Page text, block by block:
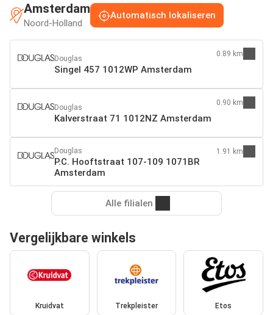
Amsterdam
Noord-Holland
Automatisch lokaliseren
Douglas
Singel 457 1012WP Amsterdam
0.89 km
Douglas
Kalverstraat 71 1012NZ Amsterdam
0.90 km
Douglas
P.C. Hooftstraat 107-109 1071BR
Amsterdam
1.91 km
Alle filialen
Vergelijkbare winkels
Kruidvat Trekpleister Etos